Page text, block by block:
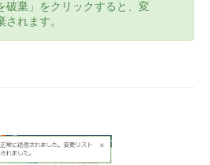
破棄」をクリックすると、変
されます。